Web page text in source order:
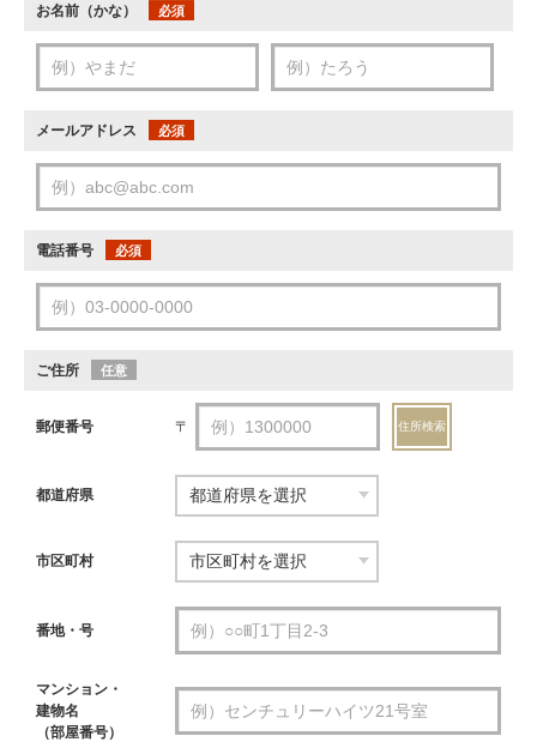
お名前（かな） 必須
メールアドレス 必須
電話番号 必須
ご住所 任意
郵便番号 〒 住所検索
都道府県
市区町村
番地・号
マンション・
建物名
（部屋番号）